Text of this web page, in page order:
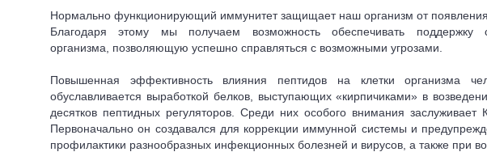
Нормально функционирующий иммунитет защищает наш организм от появления
Благодаря этому мы получаем возможность обеспечивать поддержку
организма, позволяющую успешно справляться с возможными угрозами.
Повышенная эффективность влияния пептидов на клетки организма
обуславливается выработкой белков, выступающих «кирпичиками» в
десятков пептидных регуляторов. Среди них особого внимания заслуживает
Первоначально он создавался для коррекции иммунной системы и
профилактики разнообразных инфекционных болезней и вирусов, а также при